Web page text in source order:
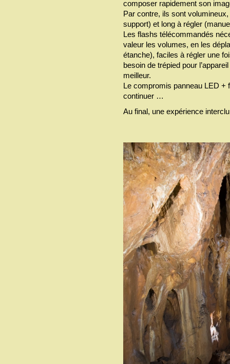
composer rapidement son
Par contre, ils sont
support) et long à régler
Les flashs télécommandés
valeur les volumes, en les
étanche), faciles à régler une
besoin de trépied pour
meilleur.
Le compromis panneau LED +
continuer …
Au final, une expérience